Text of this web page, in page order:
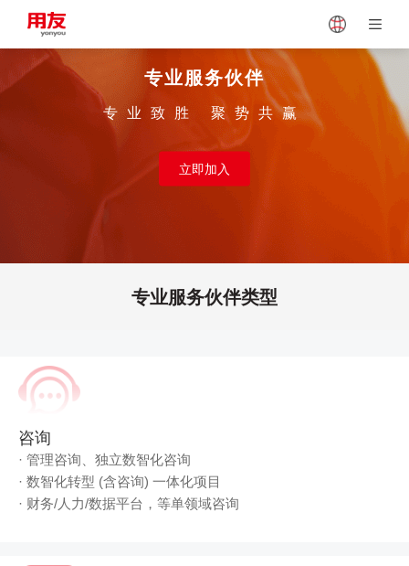
Vietnam
Malaysia
Taiwan
专业服务伙伴
专业致胜 聚势共赢
立即加入
专业服务伙伴类型
咨询
· 管理咨询、独立数智化咨询
· 数智化转型 (含咨询) 一体化项目
· 财务/人力/数据平台，等单领域咨询